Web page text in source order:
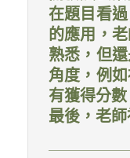
在題目看
的應用，
熟悉，但
角度，例
有獲得分數
最後，老